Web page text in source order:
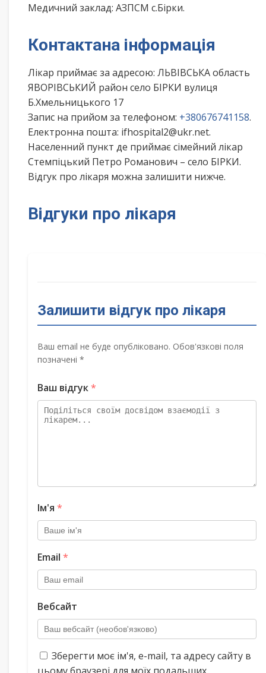
Медичний заклад: АЗПСМ с.Бірки.
Контактана інформація
Лікар приймає за адресою: ЛЬВІВСЬКА область
ЯВОРІВСЬКИЙ район село БІРКИ вулиця
Б.Хмельницького 17
Запис на прийом за телефоном: +380676741158.
Електронна пошта: ifhospital2@ukr.net.
Населенний пункт де приймає сімейний лікар
Стемпіцький Петро Романович – село БІРКИ.
Відгук про лікаря можна залишити нижче.
Відгуки про лікаря
Залишити відгук про лікаря
Ваш email не буде опубліковано. Обов'язкові поля
позначені *
Ваш відгук*
Ім'я *
Email *
Вебсайт
Зберегти моє ім'я, e-mail, та адресу сайту в